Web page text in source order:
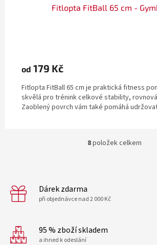
Fitlopta FitBall 65 cm -
od 179 Kč
Fitlopta FitBall 65 cm je praktická fitness
skvělá pro trénink celkové stability,
Zaoblený povrch vám také pomáhá
O
8položek celkem
Dárek zdarma
při objednávce nad 2 000 Kč
95 % zboží skladem
a ihned k odeslání